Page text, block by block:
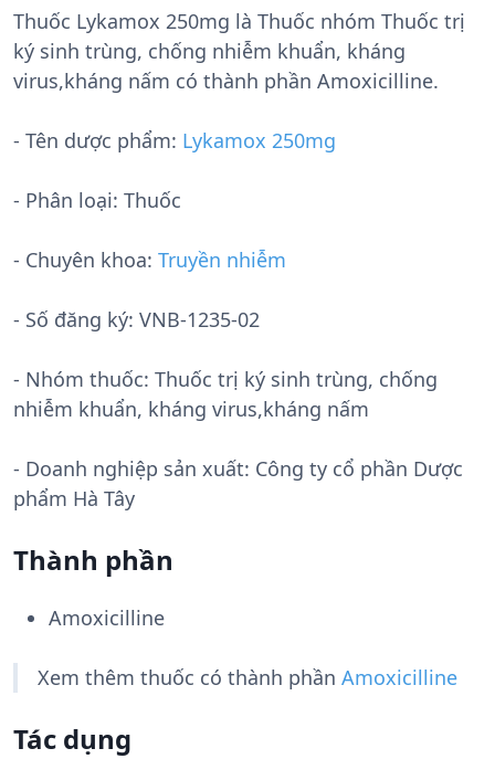
Thuốc Lykamox 250mg là Thuốc nhóm Thuốc trị
ký sinh trùng, chống nhiễm khuẩn, kháng
virus,kháng nấm có thành phần Amoxicilline.
- Tên dược phẩm: Lykamox 250mg
- Phân loại: Thuốc
- Chuyên khoa: Truyền nhiễm
- Số đăng ký: VNB-1235-02
- Nhóm thuốc: Thuốc trị ký sinh trùng, chống
nhiễm khuẩn, kháng virus,kháng nấm
- Doanh nghiệp sản xuất: Công ty cổ phần Dược
phẩm Hà Tây
Thành phần
Amoxicilline
Xem thêm thuốc có thành phần Amoxicilline
Tác dụng